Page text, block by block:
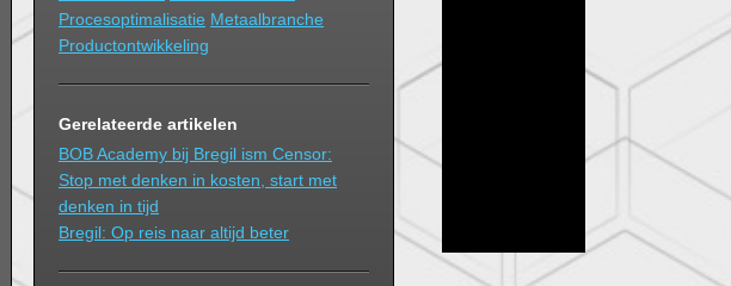
Procesoptimalisatie Metaalbranche
Productontwikkeling
Gerelateerde artikelen
BOB Academy bij Bregil ism Censor:
Stop met denken in kosten, start met
denken in tijd
Bregil: Op reis naar altijd beter